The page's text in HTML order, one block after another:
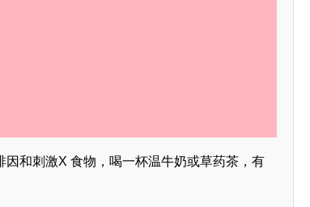
和刺激X 食物，喝一杯温牛奶或草药茶，有